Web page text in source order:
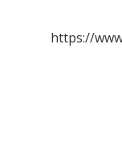
https://